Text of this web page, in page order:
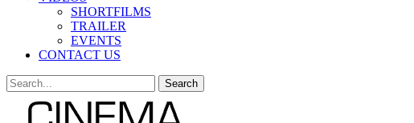
SHORTFILMS
TRAILER
EVENTS
CONTACT US